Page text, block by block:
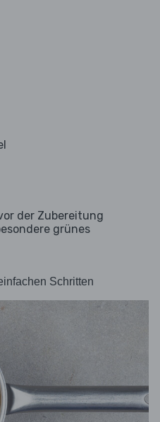
der Zubereitung
grünes
Schritten